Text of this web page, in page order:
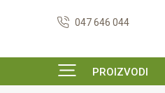
047 646 044
PROIZVODI